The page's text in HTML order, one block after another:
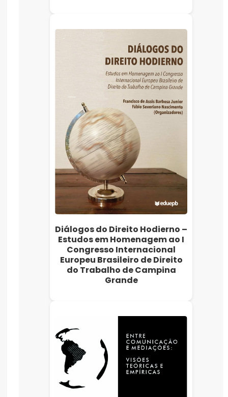
Diálogos do Direito Hodierno –
Estudos em Homenagem ao I
Congresso Internacional
Europeu Brasileiro de Direito
do Trabalho de Campina
Grande